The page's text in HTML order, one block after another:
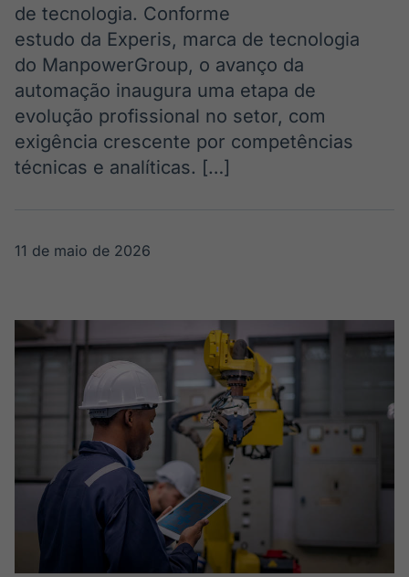
Plataforma para
negociação de
ativos
APIs para
Broadcast
Widgets
Broadcast
Tecnologia
Monitoramento
inteligente de
notícias e
conteúdos
A melhor
plataforma para
BroadFast
Em breve
Investimentos
Crédito
de tecnologia. Conforme
estudo da Experis, marca de tecnologia
do ManpowerGroup, o avanço da
automação inaugura uma etapa de
evolução profissional no setor, com
exigência crescente por competências
técnicas e analíticas. […]
11 de maio de 2026